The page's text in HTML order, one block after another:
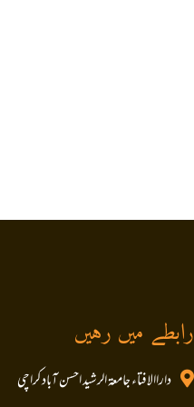
رابطے میں رہیں
داراالافتاء جامعۃ الرشید احسن آباد کراچی